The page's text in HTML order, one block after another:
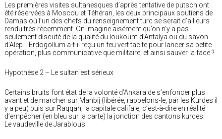
Les premières visites sultanesques d’après tentative de putsch ont
été réservées à Moscou et Téhéran, les deux principaux soutiens de
Damas où l’un des chefs du renseignement turc se serait d’ailleurs
rendu très récemment. On imagine aisément qu’on n’y a pas
seulement discuté de la qualité du loukoum d’Antalya ou du savon
d’Alep… Erdogollum a-t-il reçu un feu vert tacite pour lancer sa petite
opération, plus communicative que militaire, et ainsi sauver la face ?
Hypothèse 2 – Le sultan est sérieux
Certains bruits font état de la volonté d’Ankara de s’enfoncer plus
avant et de marcher sur Manbij (libérée, rappelons-le, par les Kurdes il
y a peu) puis sur Raqqah, la capitale califale, c’est-à-dire en réalité
d’empêcher (en bleu sur la carte) la jonction des cantons kurdes.
Le vaudeville de Jarablous